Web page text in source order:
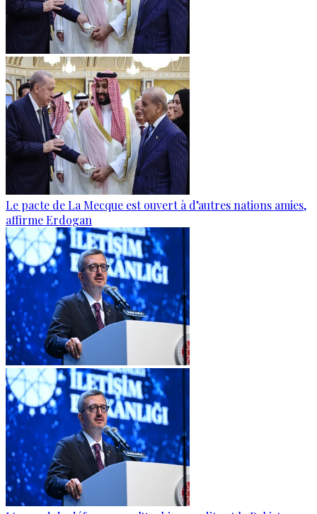
Le pacte de La Mecque est ouvert à d’autres nations amies,
affirme Erdogan